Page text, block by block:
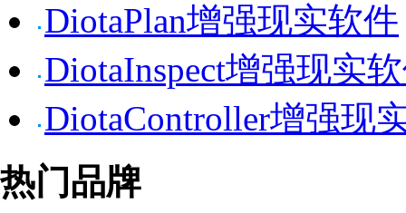
DiotaPlan增强现实软件
DiotaInspect增强现实
DiotaController增强现
热门品牌